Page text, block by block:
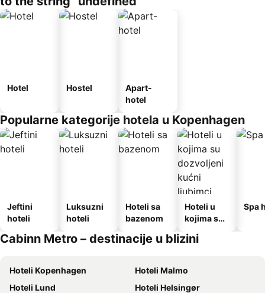
Hotel Hostel
Apart-
hotel
Popularne kategorije hotela u Kopenhagen
Jeftini
hoteli
Luksuzni
hoteli
Hoteli sa
bazenom
Hoteli u
kojima su
kućni
Spa
Cabinn Metro – destinacije u blizini
Hoteli Kopenhagen
Hoteli Malmo
Hoteli Lund
Hoteli Helsingør